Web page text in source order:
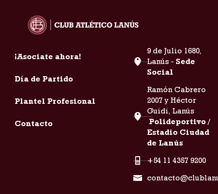
¡Asociate ahora!
Día de Partido
Plantel Profesional
Contacto
9 de Julio 1680,
Lanús - Sede
Social
Ramón Cabrero
2007 y Héctor
Guidi, Lanús
Polideportivo /
Estadio Ciudad
de Lanús
+54 11 4357 9200